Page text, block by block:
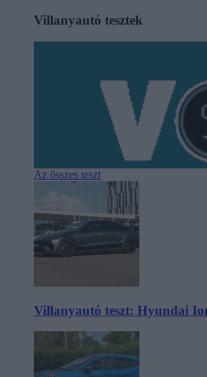
Villanyautó tesztek
Az összes teszt
Villanyautó teszt: Hyundai